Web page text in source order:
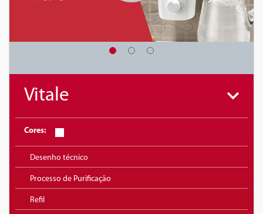
Vitale
Cores:
Desenho técnico
Processo de Purificação
Refil